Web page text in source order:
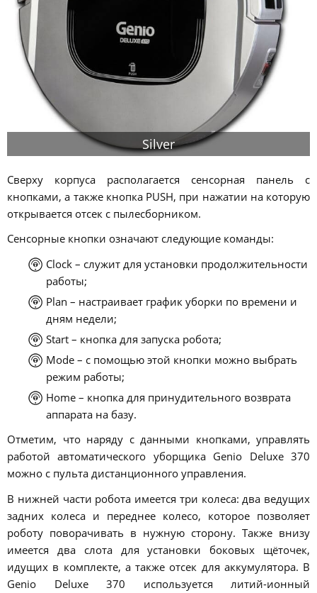
Silver
Сверху корпуса располагается сенсорная панель с
кнопками, а также кнопка PUSH, при нажатии на которую
открывается отсек с пылесборником.
Сенсорные кнопки означают следующие команды:
Clock – служит для установки продолжительности
работы;
Plan – настраивает график уборки по времени и
дням недели;
Start – кнопка для запуска робота;
Mode – с помощью этой кнопки можно выбрать
режим работы;
Home – кнопка для принудительного возврата
аппарата на базу.
Отметим, что наряду с данными кнопками, управлять
работой автоматического уборщика Genio Deluxe 370
можно с пульта дистанционного управления.
В нижней части робота имеется три колеса: два ведущих
задних колеса и переднее колесо, которое позволяет
роботу поворачивать в нужную сторону. Также внизу
имеется два слота для установки боковых щёточек,
идущих в комплекте, а также отсек для аккумулятора. В
Genio Deluxe 370 используется литий-ионный